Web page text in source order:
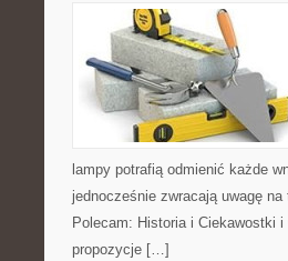
lampy potrafią odmienić każde
jednocześnie zwracają uwagę
Polecam: Historia i Ciekawostki
propozycje […]